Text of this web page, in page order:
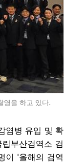
영을 하고 있다.
염병 유입 및 확
부산검역소 검
이 '올해의 검역